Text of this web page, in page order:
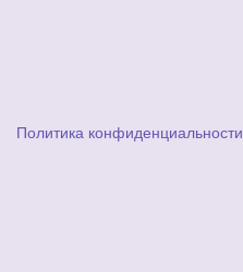
Политика конфиденциальности